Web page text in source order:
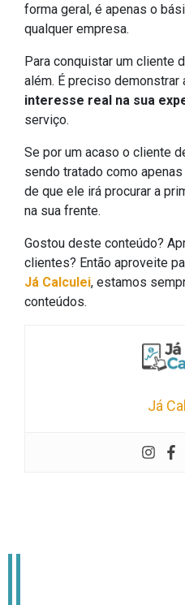
forma geral, é apenas o
qualquer empresa.
Para conquistar um cliente
além. É preciso demonstrar
interesse real na sua
serviço.
Se por um acaso o cliente
sendo tratado como
de que ele irá procurar a
na sua frente.
Gostou deste conteúdo?
clientes? Então aproveite
Já Calculei, estamos
conteúdos.
Já